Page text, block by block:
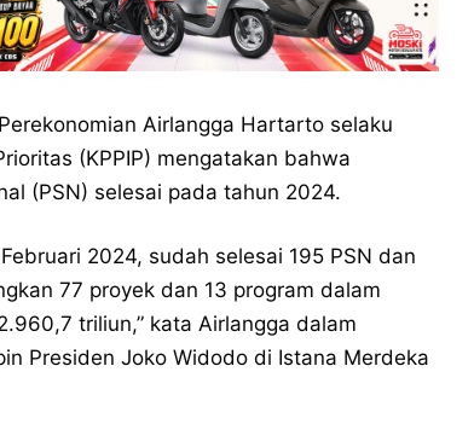
Airlangga Hartarto selaku
(KPPIP) mengatakan bahwa
(PSN) selesai pada tahun 2024.
2024, sudah selesai 195 PSN dan
77 proyek dan 13 program dalam
triliun,” kata Airlangga dalam
Presiden Joko Widodo di Istana Merdeka